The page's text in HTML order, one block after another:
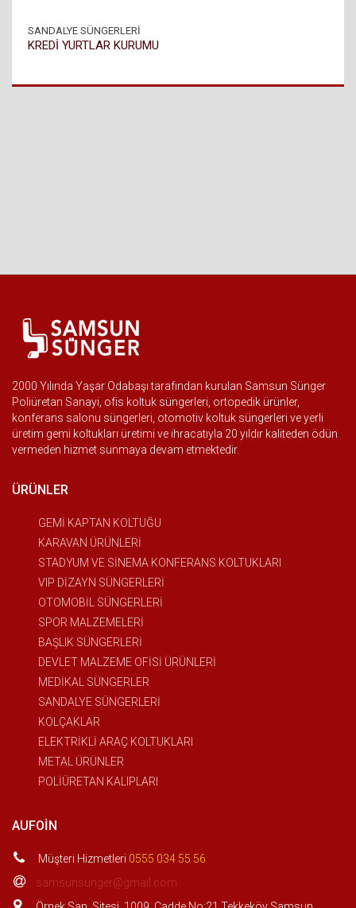
SANDALYE SÜNGERLERİ
KREDİ YURTLAR KURUMU
2000 Yılında Yaşar Odabaşı tarafından kurulan Samsun Sünger
Poliüretan Sanayi, ofis koltuk süngerleri, ortopedik ürünler,
konferans salonu süngerleri, otomotiv koltuk süngerleri ve yerli
üretim gemi koltukları üretimi ve ihracatıyla 20 yıldır kaliteden ödün
vermeden hizmet sunmaya devam etmektedir.
ÜRÜNLER
GEMİ KAPTAN KOLTUĞU
KARAVAN ÜRÜNLERİ
STADYUM VE SİNEMA KONFERANS KOLTUKLARI
VIP DİZAYN SÜNGERLERİ
OTOMOBİL SÜNGERLERİ
SPOR MALZEMELERİ
BAŞLIK SÜNGERLERİ
DEVLET MALZEME OFİSİ ÜRÜNLERİ
MEDİKAL SÜNGERLER
SANDALYE SÜNGERLERİ
KOLÇAKLAR
ELEKTRİKLİ ARAÇ KOLTUKLARI
METAL ÜRÜNLER
POLİÜRETAN KALIPLARI
AUFOIN
Müşteri Hizmetleri 0555 034 55 56
samsunsunger@gmail.com